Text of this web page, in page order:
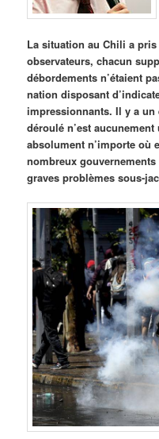
La situation au Chili a
observateurs, chacun
débordements n’étaient
nation disposant
impressionnants. Il y a un
déroulé n’est
absolument n’importe où
nombreux
graves problèmes sous-